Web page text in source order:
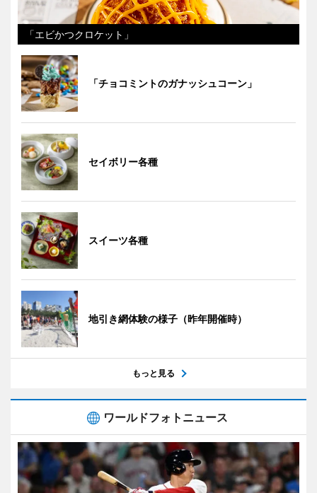
「エビかつクロケット」
「チョコミントのガナッシュコーン」
セイボリー各種
スイーツ各種
地引き網体験の様子（昨年開催時）
もっと見る
ワールドフォトニュース